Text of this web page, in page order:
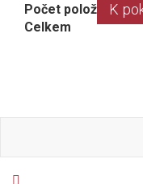
K
Počet položek:
Celkem